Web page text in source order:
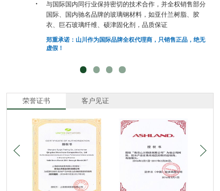
与国际国内同行业保持密切的技术合作，并全权销售部分
国际、国内驰名品牌的玻璃钢材料，如亚什兰树脂、胶
衣、巨石玻璃纤维、硕津固化剂，品质保证
郑重承诺：山川作为国际品牌全权代理商，只销售正品，绝无
虚假！
荣誉证书 客户见证